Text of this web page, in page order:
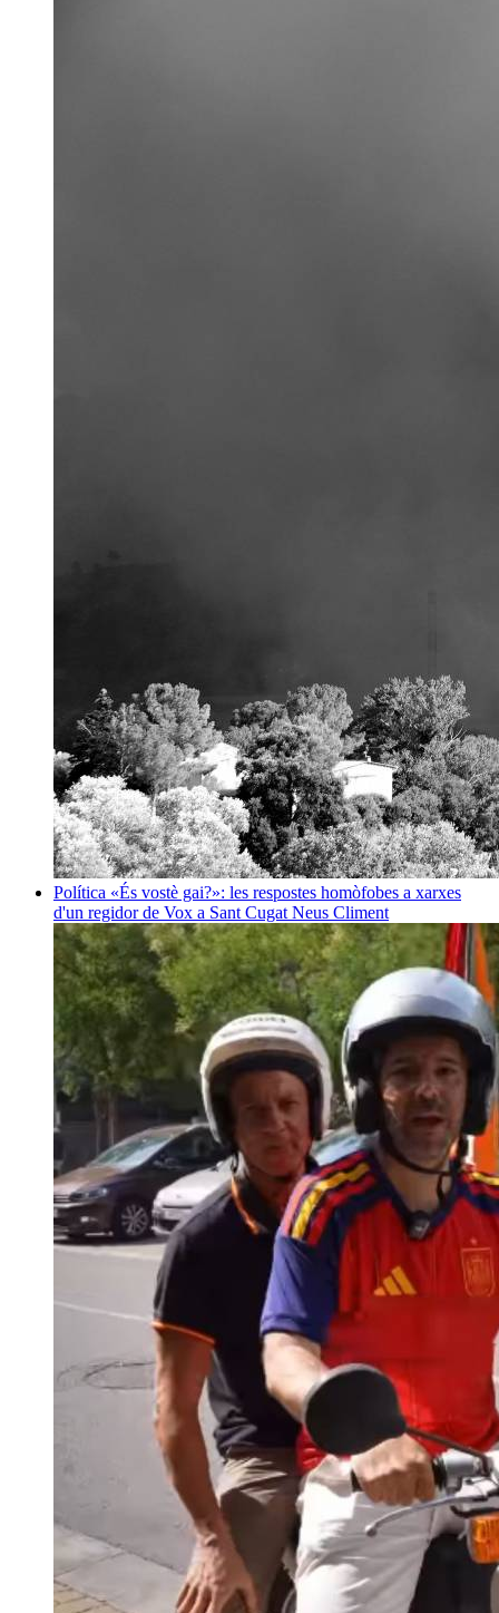
Política «És vostè gai?»: les respostes homòfobes a xarxes
d'un regidor de Vox a Sant Cugat Neus Climent